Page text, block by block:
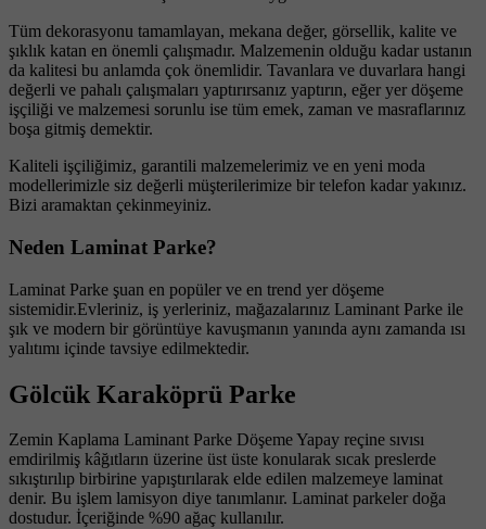
Tüm dekorasyonu tamamlayan, mekana değer, görsellik, kalite ve
şıklık katan en önemli çalışmadır. Malzemenin olduğu kadar ustanın
da kalitesi bu anlamda çok önemlidir. Tavanlara ve duvarlara hangi
değerli ve pahalı çalışmaları yaptırırsanız yaptırın, eğer yer döşeme
işçiliği ve malzemesi sorunlu ise tüm emek, zaman ve masraflarınız
boşa gitmiş demektir.
Kaliteli işçiliğimiz, garantili malzemelerimiz ve en yeni moda
modellerimizle siz değerli müşterilerimize bir telefon kadar yakınız.
Bizi aramaktan çekinmeyiniz.
Neden Laminat Parke?
Laminat Parke şuan en popüler ve en trend yer döşeme
sistemidir.Evleriniz, iş yerleriniz, mağazalarınız Laminant Parke ile
şık ve modern bir görüntüye kavuşmanın yanında aynı zamanda ısı
yalıtımı içinde tavsiye edilmektedir.
Gölcük Karaköprü Parke
Zemin Kaplama Laminant Parke Döşeme Yapay reçine sıvısı
emdirilmiş kâğıtların üzerine üst üste konularak sıcak preslerde
sıkıştırılıp birbirine yapıştırılarak elde edilen malzemeye laminat
denir. Bu işlem lamisyon diye tanımlanır. Laminat parkeler doğa
dostudur. İçeriğinde %90 ağaç kullanılır.